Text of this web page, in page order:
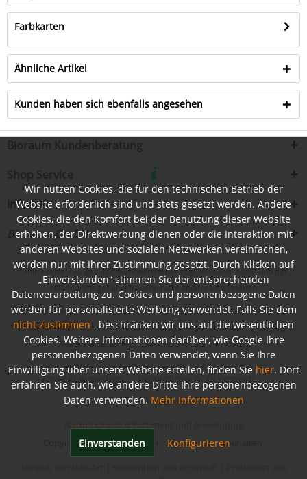
Farbkarten
Ähnliche Artikel
Kunden haben sich ebenfalls angesehen
Infothek
Bioraum GmbH
* Alle Preise inkl. gesetzl. Mehrwertsteuer zzgl.Versandkostenund ggf.
Nachnahmegebühren, wenn nicht anders beschrieben
** Rubio Monocoat hat im Rahmen eines selektiven Vertriebssystems der
Bioraum GmbH den Vertrieb von Rubio Monocoat Produkten untersagt.
Weitere Infos imFAQ Bereich zum Vertriebsverbot.
Anwendungsvideos
Der proficoat 2C Öl Vergleich
Holzlasur Produktinfo
Natura Onecoat Sortiment und Anwendung
Copyright © Bioraum GmbH - Alle Rechte vorbehalten.
Shoptik von Info-Art
Konzeption von ecomsult
Produziert von
Wir nutzen Cookies, die für den technischen Betrieb der
Website erforderlich sind und stets gesetzt werden. Andere
Cookies, die den Komfort bei der Benutzung dieser Website
erhöhen, der Direktwerbung dienen oder die Interaktion mit
anderen Websites und sozialen Netzwerken vereinfachen,
werden nur mit Ihrer Zustimmung gesetzt. Durch Klicken auf
„Einverstanden“ stimmen Sie der entsprechenden
Datenverarbeitung zu. Cookies und personenbezogene Daten
werden für personalisierte Werbung verwendet. Falls Sie dem
nicht zustimmen , beschränken wir uns auf die wesentlichen
Cookies. Weitere Informationen darüber, wie Google Ihre
personenbezogenen Daten verwendet, wenn Sie Ihre
Einwilligung über unsere Website erteilen, finden Sie hier. Dort
erfahren Sie auch, wie andere Dritte Ihre personenbezogenen
Daten verwenden. Mehr Informationen
Einverstanden Konfigurieren